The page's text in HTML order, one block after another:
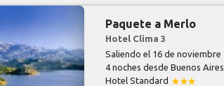
Paquete a Merlo
Hotel Clima 3
Saliendo el 16 de noviembre
4 noches desde Buenos Aires
Hotel Standard